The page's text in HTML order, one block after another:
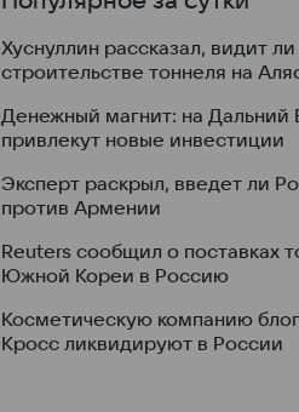
Хуснуллин рассказал, видит
строительстве тоннеля на
Денежный магнит: на Дальний
привлекут новые инвестиции
Эксперт раскрыл, введет ли
против Армении
Reuters сообщил о поставках
Южной Кореи в Россию
Косметическую компанию
Кросс ликвидируют в России